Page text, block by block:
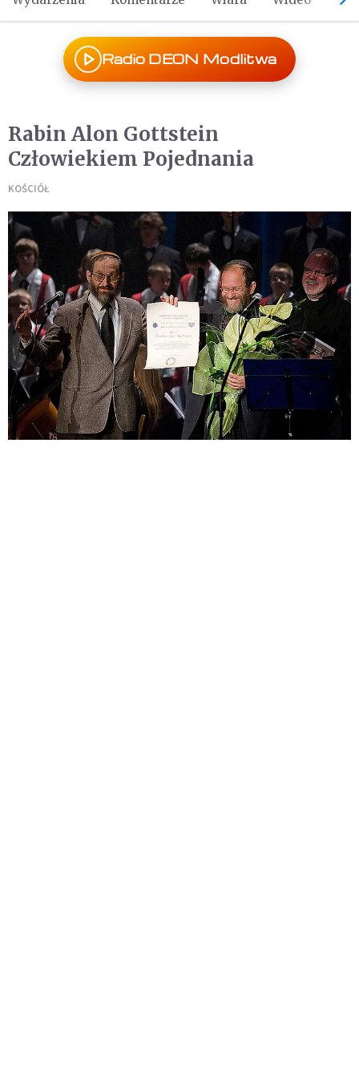
Radio DEON Modlitwa
Rabin Alon Gottstein
Człowiekiem Pojednania
KOŚCIÓŁ